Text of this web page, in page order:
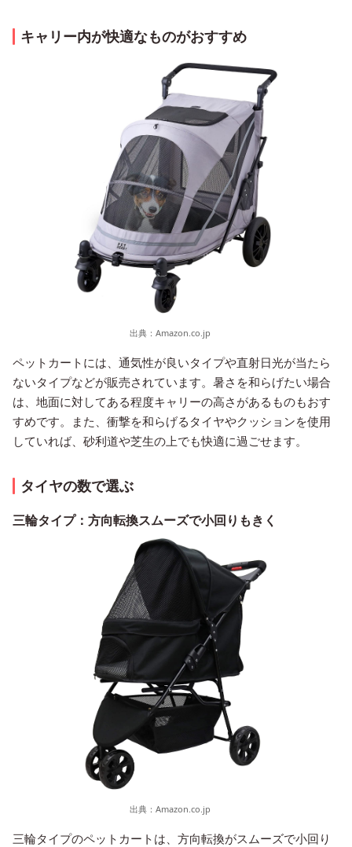
キャリー内が快適なものがおすすめ
出典： Amazon.co.jp
ペットカートには、通気性が良いタイプや直射日光が当たら
ないタイプなどが販売されています。暑さを和らげたい場合
は、地面に対してある程度キャリーの高さがあるものもおす
すめです。また、衝撃を和らげるタイヤやクッションを使用
していれば、砂利道や芝生の上でも快適に過ごせます。
タイヤの数で選ぶ
三輪タイプ：方向転換スムーズで小回りもきく
出典： Amazon.co.jp
三輪タイプのペットカートは、方向転換がスムーズで小回り